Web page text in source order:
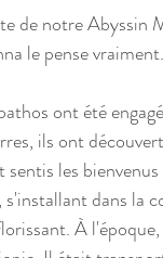
de notre Abyssin
le pense vraiment.
ont été
ils ont
les
dans la
À